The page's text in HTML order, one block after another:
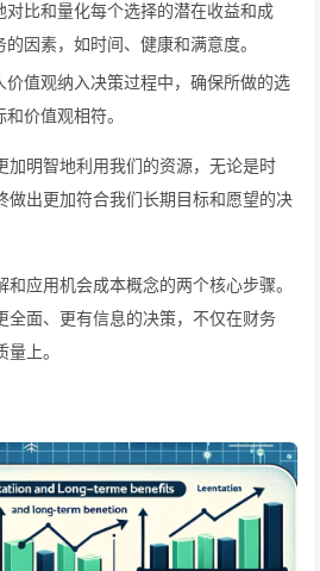
对比和量化每个选择的潜在收益和成
因素，如时间、健康和满意度。
价值观纳入决策过程中，确保所做的选
价值观相符。
加明智地利用我们的资源，无论是时
做出更加符合我们长期目标和愿望的决
应用机会成本概念的两个核心步骤。
全面、更有信息的决策，不仅在财务
上。